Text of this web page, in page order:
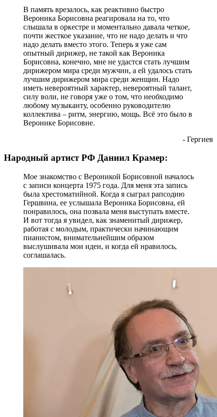
В память врезалось, как реактивно быстро
Вероника Борисовна реагировала на то, что
слышала в оркестре и моментально давала четкое,
почти жесткое указание, что не надо делать и что
надо делать вместо этого. Теперь я уже сам
опытный дирижер, не такой как Вероника
Борисовна, конечно, мне не удастся стать лучшим
дирижером мира среди мужчин, а ей удалось стать
лучшим дирижером мира среди женщин. Надо
иметь невероятный характер, невероятный талант,
силу воли, не говоря уже о том, что необходимо
любому музыканту, особенно руководителю
коллектива – ритм, энергию, мощь. Всё это было в
Веронике Борисовне.
- Гергиев
Народный артист РФ Даниил Крамер:
Мое знакомство с Вероникой Борисовной началось
с записи концерта 1975 года. Для меня эта запись
была хрестоматийной. Когда я сыграл рапсодию
Гершвина, ее услышала Вероника Борисовна, ей
понравилось, она позвала меня выступать вместе.
И вот тогда я увидел, как знаменитый дирижер,
работая с молодым, практически начинающим
пианистом, внимательнейшим образом
выслушивала мои идеи, и когда ей нравилось,
соглашалась.